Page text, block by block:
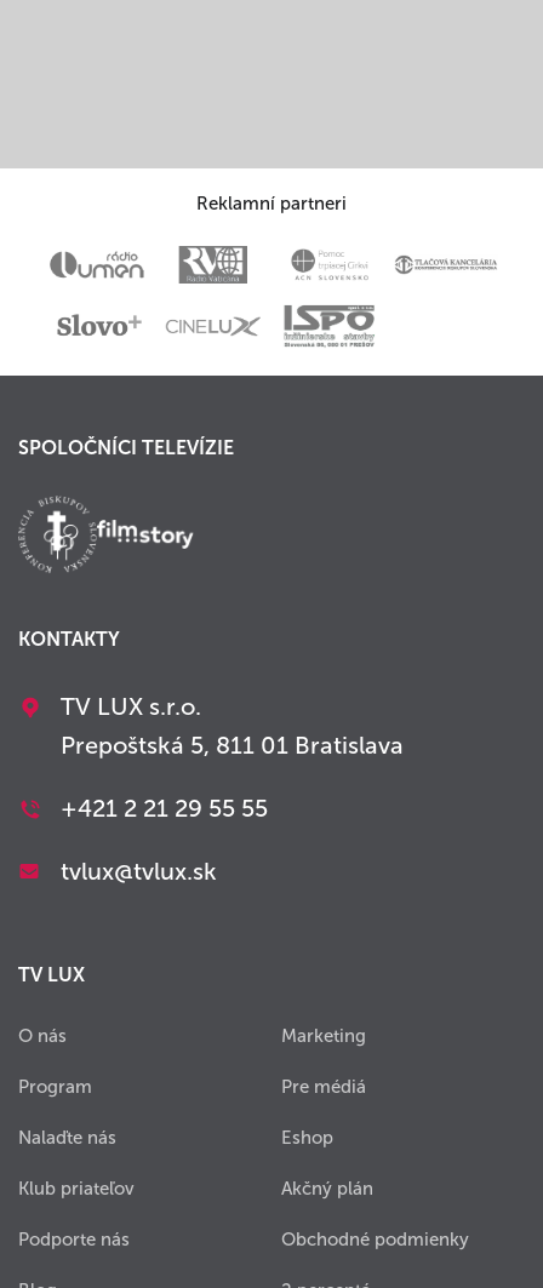
Reklamní partneri
SPOLOČNÍCI TELEVÍZIE
KONTAKTY
TV LUX s.r.o.
Prepoštská 5, 811 01 Bratislava
+421 2 21 29 55 55
tvlux@tvlux.sk
TV LUX
O nás
Program
Nalaďte nás
Klub priateľov
Podporte nás
Marketing
Pre médiá
Eshop
Akčný plán
Obchodné podmienky